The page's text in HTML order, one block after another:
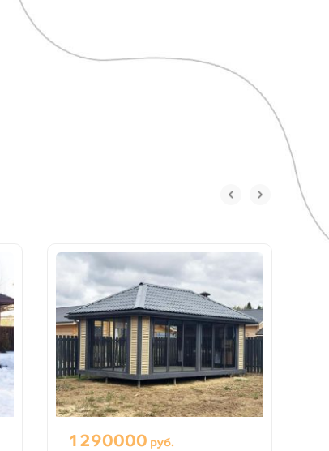
1290000 руб.